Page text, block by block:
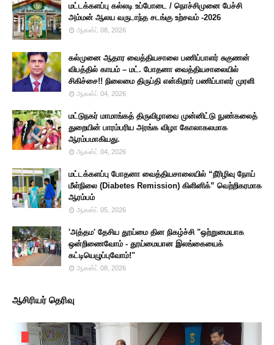
மட்டக்களப்பு கல்லடி உப்போடை / நொச்சிமுனை பேச்சி
அம்மன் ஆலய வருடாந்த சடங்கு உற்சவம் -2026
ஆகஸ்ட் 08, 2026
கல்முனை ஆதார வைத்தியசாலை பணிப்பாளர் சுகுணன்
விபத்தில் காயம் – மட். போதனா வைத்தியசாலையில்
சிகிச்சை!! நிலைமை திருப்தி என்கிறார் பணிப்பாளர் முரளி
ஆகஸ்ட் 04, 2026
மட்டுநகர் மாமாங்கத் திருவிழாவை முன்னிட்டு நுண்கலைத்
துறையின் பாரம்பரிய அரங்க விழா கோலாகலமாக
ஆரம்பமாகியது.
ஆகஸ்ட் 04, 2026
மட்டக்களப்பு போதனா வைத்தியசாலையில் “நீரிழிவு நோய்
மீள்நிலை (Diabetes Remission) கிளினிக்” வெற்றிகரமாக
ஆரம்பம்
ஆகஸ்ட் 05, 2026
'அத்தம' தேசிய தூய்மை தின நிகழ்ச்சி "ஒற்றுமையாக
ஒன்றிணைவோம் - தூய்மையான இலங்கையைக்
கட்டியெழுப்புவோம்!"
ஆகஸ்ட் 08, 2026
ஆசிரியர் தெரிவு